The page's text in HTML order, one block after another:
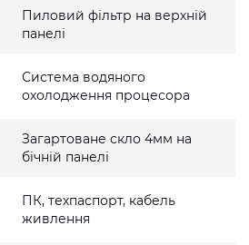
Пиловий фільтр на верхній
панелі
Система водяного
охолодження процесора
Загартоване скло 4мм на
бічній панелі
ПК, техпаспорт, кабель
живлення